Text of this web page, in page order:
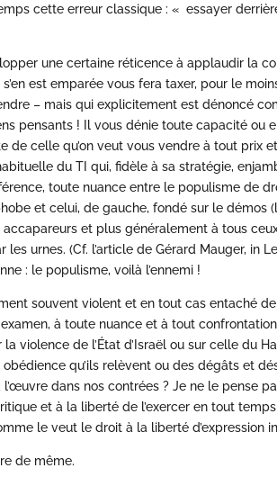
cette erreur classique : « essayer
une certaine réticence à applaudir la
est emparée vous fera taxer, pour le
– mais qui explicitement est dénoncé
pensants ! Il vous dénie toute capacité ou
de celle qu’on veut vous vendre à tout prix
du TI qui, fidèle à sa stratégie,
toute nuance entre le populisme de
et celui, de gauche, fondé sur le démos
accapareurs et plus généralement à tous
les urnes. (Cf. l’article de Gérard Mauger, in
: le populisme, voilà l’ennemi !
souvent violent et en tout cas entaché
à toute nuance et à tout
violence de l’État d’Israël ou sur celle du
qu’ils relèvent ou des dégâts et
dans nos contrées ? Je ne le pense
et à la liberté de l’exercer en tout
le veut le droit à la liberté d’expression
de même.